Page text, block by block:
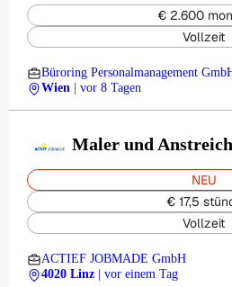
€ 2.600
Vollzeit
Büroring Personalmanagement
Wien
| vor 8 Tagen
Maler und
NEU
€ 17,5
Vollzeit
ACTIEF JOBMADE GmbH
4020 Linz
| vor einem Tag